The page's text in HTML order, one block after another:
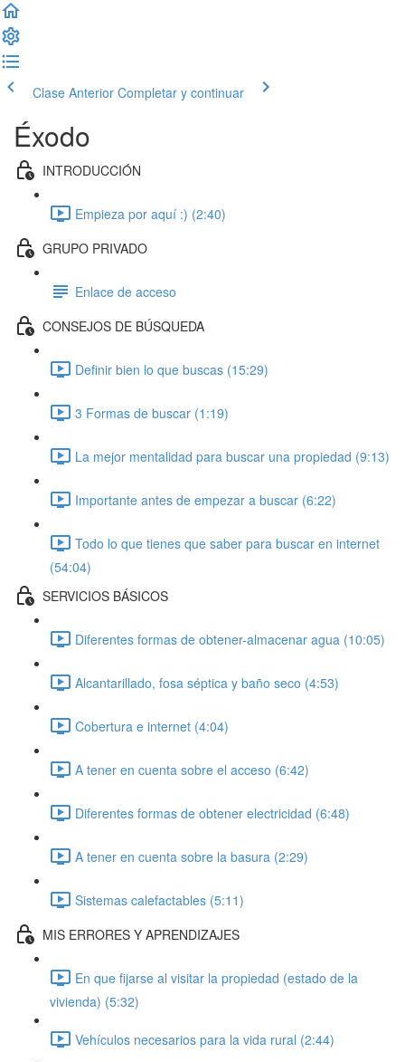
Clase Anterior Completar y continuar
Éxodo
INTRODUCCIÓN
Empieza por aquí :) (2:40)
GRUPO PRIVADO
Enlace de acceso
CONSEJOS DE BÚSQUEDA
Definir bien lo que buscas (15:29)
3 Formas de buscar (1:19)
La mejor mentalidad para buscar una propiedad (9:13)
Importante antes de empezar a buscar (6:22)
Todo lo que tienes que saber para buscar en internet
(54:04)
SERVICIOS BÁSICOS
Diferentes formas de obtener-almacenar agua (10:05)
Alcantarillado, fosa séptica y baño seco (4:53)
Cobertura e internet (4:04)
A tener en cuenta sobre el acceso (6:42)
Diferentes formas de obtener electricidad (6:48)
A tener en cuenta sobre la basura (2:29)
Sistemas calefactables (5:11)
MIS ERRORES Y APRENDIZAJES
En que fijarse al visitar la propiedad (estado de la
vivienda) (5:32)
Vehículos necesarios para la vida rural (2:44)